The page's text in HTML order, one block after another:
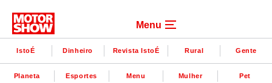
Menu
IstoÉ Dinheiro Revista IstoÉ Rural Gente
Planeta Esportes Menu Mulher Pet